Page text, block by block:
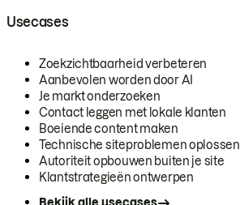
Usecases
Zoekzichtbaarheid verbeteren
Aanbevolen worden door AI
Je markt onderzoeken
Contact leggen met lokale klanten
Boeiende content maken
Technische siteproblemen oplossen
Autoriteit opbouwen buiten je site
Klantstrategieën ontwerpen